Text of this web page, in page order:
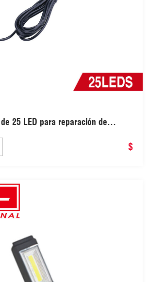
25 LED para reparación de
$